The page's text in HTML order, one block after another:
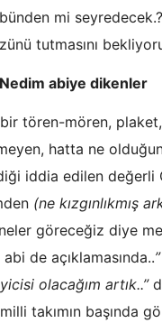
mi
tutmasını
abiye dikenler
tören-mören,
hatta ne
iddia edilen değerli
(ne kızgınlıkmış
göreceğiz diye
de açıklamasında..
olacağım artık..”
takımın başında